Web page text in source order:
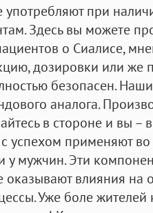
при
Здесь вы можете
о Сиалисе,
дозировки или же
безопасен.
аналога.
в стороне и вы –
успехом применяют
у мужчин. Эти
оказывают влияния на
Уже боле жителей